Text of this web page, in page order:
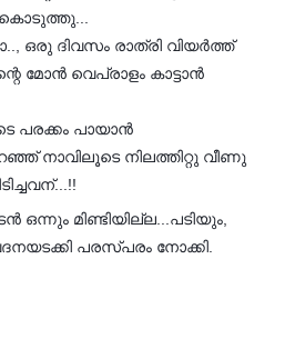
ഒരു ദിവസം രാത്രി വിയർത്ത്
മോൻ വെപ്രാളം കാട്ടാൻ
പരക്കം പായാൻ
നാവിലൂടെ നിലത്തിറ്റു വീണു
ഒന്നും മിണ്ടിയില്ല...പടിയും,
പരസ്പരം നോക്കി.